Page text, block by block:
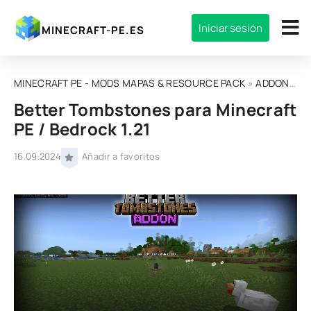
MINECRAFT-PE.ES Iniciar sesión
MINECRAFT PE - MODS MAPAS & RESOURCE PACK »ADDONS
Better Tombstones para Minecraft
PE / Bedrock 1.21
16.09.2024 Añadir a favoritos